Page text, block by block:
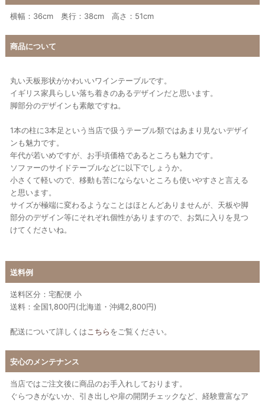
横幅：36cm 奥行：38cm 高さ：51cm
商品について
丸い天板形状がかわいいワインテーブルです。
イギリス家具らしい落ち着きのあるデザインだと思います。
脚部分のデザインも素敵ですね。
1本の柱に3本足という当店で扱うテーブル類ではあまり見ないデザイ
ンも魅力です。
年代が若いめですが、お手頃価格であるところも魅力です。
ソファーのサイドテーブルなどに以下でしょうか。
小さくて軽いので、移動も苦にならないところも使いやすさと言える
と思います。
サイズが極端に変わるようなことはほとんどありませんが、天板や脚
部分のデザイン等にそれぞれ個性がありますので、お気に入りを見つ
けてくださいね。
送料例
送料区分：宅配便 小
送料：全国1,800円(北海道・沖縄2,800円)
配送について詳しくは こちらをご覧ください。
安心のメンテナンス
当店ではご注文後に商品のお手入れしております。
ぐらつきがないか、引き出しや扉の開閉チェックなど、経験豊富なア